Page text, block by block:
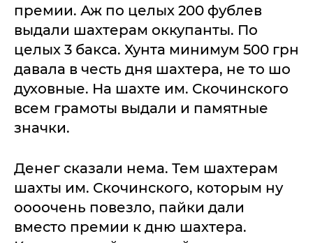
премии. Аж по целых 200 фублев
выдали шахтерам оккупанты. По
целых 3 бакса. Хунта минимум 500 грн
давала в честь дня шахтера, не то шо
духовные. На шахте им. Скочинского
всем грамоты выдали и памятные
значки.
Денег сказали нема. Тем шахтерам
шахты им. Скочинского, которым ну
оооочень повезло, пайки дали
вместо премии к дню шахтера.